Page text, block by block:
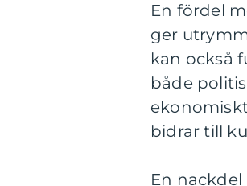
En fördel
ger
kan också
både
bidrar till
En